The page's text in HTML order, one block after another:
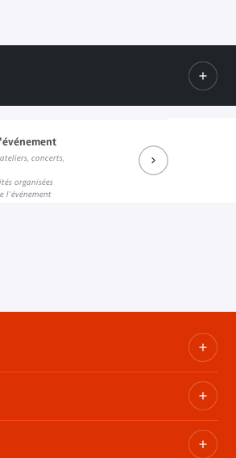
de lecture JK
Réécouter les dernières rencontres
Lien externe
Prochains événements sur
Lien externe
concerts,
organisées
l'événement
bandes annonces
musée